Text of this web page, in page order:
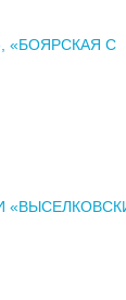
«БОЯРСКАЯ С